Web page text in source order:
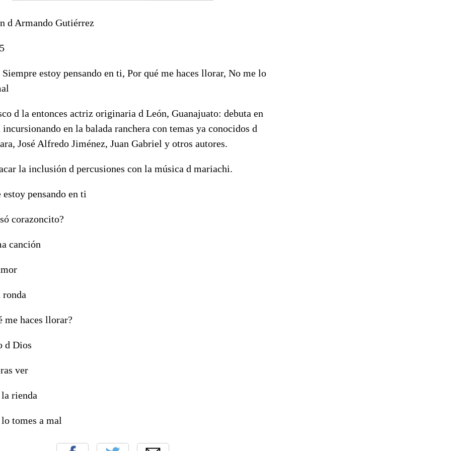
d Armando Gutiérrez
estoy pensando en ti, Por qué me haces llorar, No me lo
d la entonces actriz originaria d León, Guanajuato: debuta en
incursionando en la balada ranchera con temas ya conocidos d
José Alfredo Jiménez, Juan Gabriel y otros autores.
la inclusión d percusiones con la música d mariachi.
pensando en ti
corazoncito?
canción
ronda
me haces llorar?
d Dios
ver
rienda
tomes a mal